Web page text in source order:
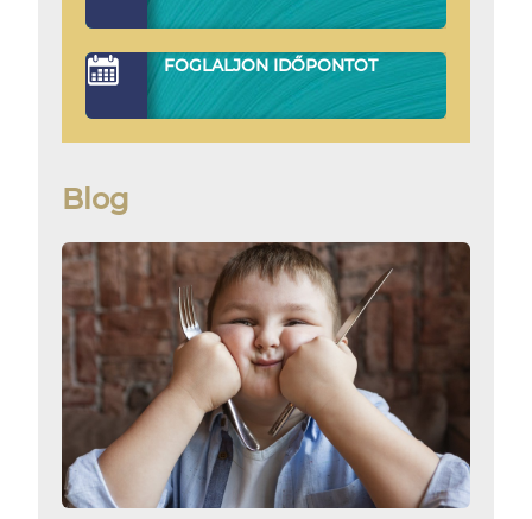
FOGLALJON IDŐPONTOT
Blog